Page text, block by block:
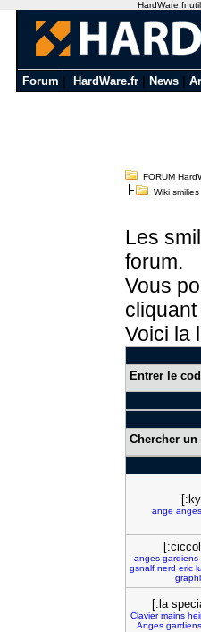
Forum HardWare.fr News
FORUM
Wiki smilies
Les
forum.
Vous
Voici la
Entrer le
Chercher
ange anges
anges gardiens
gsnalf nerd eric
[:la
Clavier mains
Anges gardiens
HardWare.fr